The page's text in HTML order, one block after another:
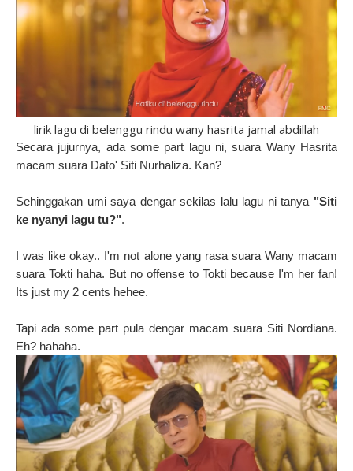
lirik lagu di belenggu rindu wany hasrita jamal abdillah
Secara jujurnya, ada some part lagu ni, suara Wany Hasrita
macam suara Dato' Siti Nurhaliza. Kan?
Sehinggakan umi saya dengar sekilas lalu lagu ni tanya "Siti
ke nyanyi lagu tu?".
I was like okay.. I'm not alone yang rasa suara Wany macam
suara Tokti haha. But no offense to Tokti because I'm her fan!
Its just my 2 cents hehee.
Tapi ada some part pula dengar macam suara Siti Nordiana.
Eh? hahaha.